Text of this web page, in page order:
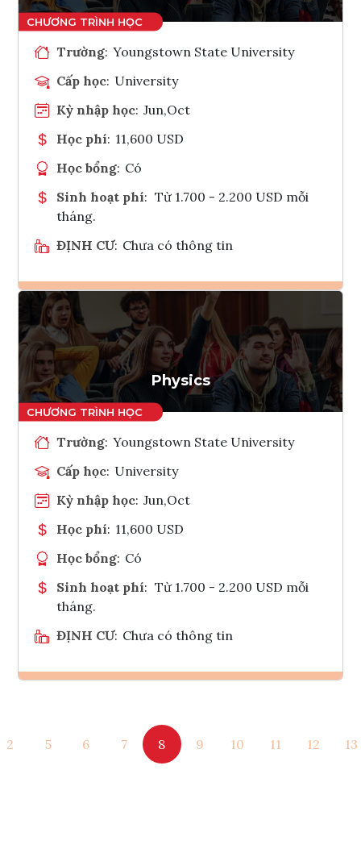
Trường: Youngstown State University
Cấp học: University
Kỳ nhập học: Jun,Oct
Học phí: 11,600 USD
Học bổng: Có
Sinh hoạt phí: Từ 1.700 - 2.200 USD mỗi
tháng.
ĐỊNH CƯ: Chưa có thông tin
Ghi danh
Tham vấn Interlink
Physics
Trường: Youngstown State University
Cấp học: University
Kỳ nhập học: Jun,Oct
Học phí: 11,600 USD
Học bổng: Có
Sinh hoạt phí: Từ 1.700 - 2.200 USD mỗi
tháng.
ĐỊNH CƯ: Chưa có thông tin
Tham vấn Interlink
2 5 6 7 8 9 10 11 12 13